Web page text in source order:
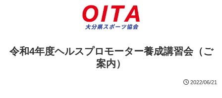
令和4年度ヘルスプロモーター養成講習会（ご
案内）
2022/06/21